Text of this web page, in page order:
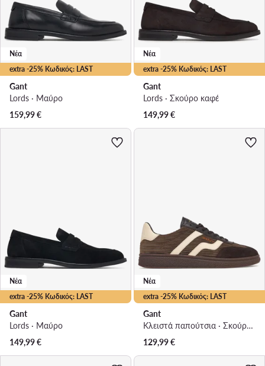
extra -25% Κωδικός: LAST
Νέα
Gant
Lords · Μαύρο
159,99€
extra -25% Κωδικός: LAST
Νέα
Gant
Lords · Σκούρο καφέ
149,99€
extra -25% Κωδικός: LAST
Νέα
Gant
Lords · Μαύρο
149,99€
extra -25% Κωδικός: LAST
Νέα
Gant
Κλειστά παπούτσια · Σκούρο καφέ
129,99€